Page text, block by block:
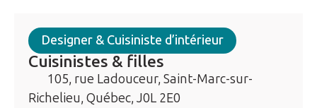
Designer & Cuisiniste d’intérieur
Cuisinistes & filles
105, rue Ladouceur, Saint-Marc-sur-
Richelieu, Québec, J0L 2E0